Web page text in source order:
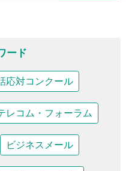
ード
応対コンクール
レコム・フォーラム
ビジネスメール